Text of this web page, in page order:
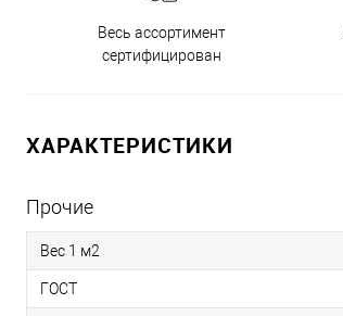
Весь ассортимент
сертифицирован
ХАРАКТЕРИСТИКИ
Прочие
Вес 1 м2
ГОСТ